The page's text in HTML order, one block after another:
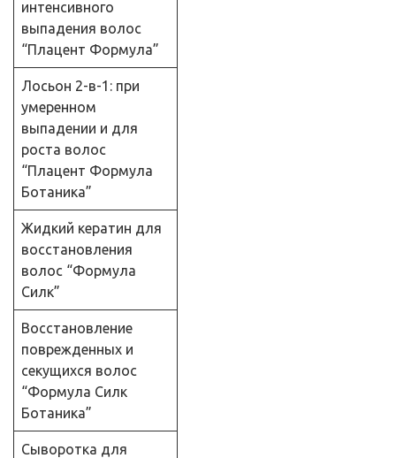
интенсивного
выпадения волос
“Плацент Формула”
Лосьон 2-в-1: при
умеренном
выпадении и для
роста волос
“Плацент Формула
Ботаника”
Жидкий кератин для
восстановления
волос “Формула
Силк”
Восстановление
поврежденных и
секущихся волос
“Формула Силк
Ботаника”
Сыворотка для